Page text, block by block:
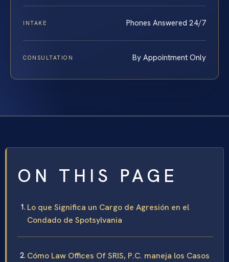
INTAKE Phones Answered 24/7
CONSULTATION By Appointment Only
ON THIS PAGE
Lo que Significa un Cargo de Agresión en el
Condado de Spotsylvania
Cómo Law Offices Of SRIS, P.C. maneja los Casos